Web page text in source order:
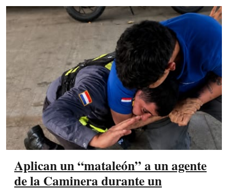
Aplican un “mataleón” a un agente
de la Caminera durante un